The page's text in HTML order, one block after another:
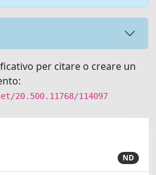
per citare o creare un
20.500.11768/114097
ND